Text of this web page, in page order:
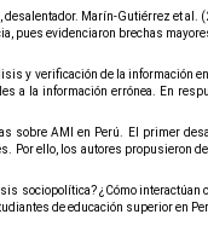
Marín-Gutiérrez
evidenciaron brechas
y verificación de la
la información errónea. En
AMI en Perú. El primer
ello, los autores
sociopolítica? ¿Cómo
de educación superior en